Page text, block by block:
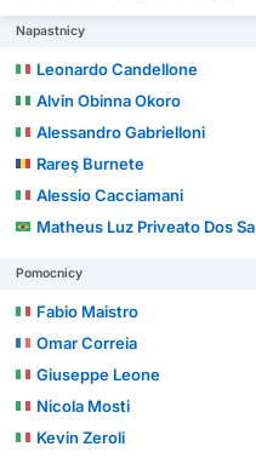
Napastnicy
Leonardo Candellone
Alvin Obinna Okoro
Alessandro Gabrielloni
Rareş Burnete
Alessio Cacciamani
Matheus Luz Priveato Dos Santos
Pomocnicy
Fabio Maistro
Omar Correia
Giuseppe Leone
Nicola Mosti
Kevin Zeroli